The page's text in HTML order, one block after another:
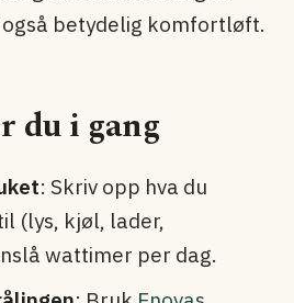
betydelig komfortløft.
du i gang
: Skriv opp hva du
(lys, kjøl, lader,
wattimer per dag.